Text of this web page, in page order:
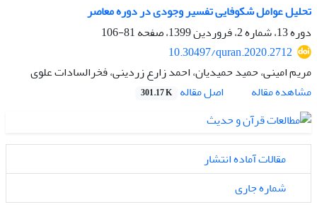
تحلیل عوامل شکوفایی تفسیر وجودی در دوره معاصر
دوره 13، شماره 2، فروردین 1399، صفحه
81-106
10.30497/quran.2020.2712
مریم امینی، حمید حمیدیان، احمد زارع زردینی، فخرالسادات علوی
مشاهده مقاله
اصل مقاله 301.17 K
مقالات آماده انتشار
شماره جاری